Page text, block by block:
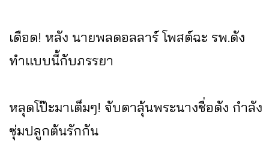
เดือด! หลัง นายพลดอลลาร์ โพสต์ฉะ รพ.ดัง
ทำเเบบนี้กับภรรยา
หลุดโป๊ะมาเต็มๆ! จับตาลุ้นพระนางชื่อดัง กำลัง
ซุ่มปลูกต้นรักกัน